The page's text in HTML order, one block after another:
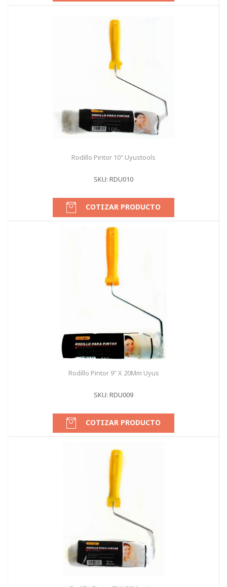
Rodillo Pintor 10" Uyustools
SKU: RDU010
COTIZAR PRODUCTO
Rodillo Pintor 9" X 20Mm Uyus
SKU: RDU009
COTIZAR PRODUCTO